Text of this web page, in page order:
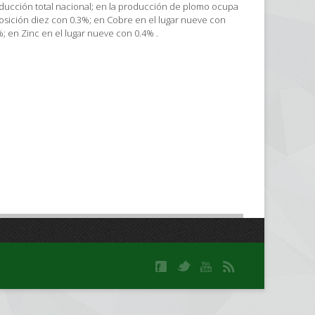
total nacional; en la producción de plomo ocupa
diez con 0.3%; en Cobre en el lugar nueve con
en Zinc en el lugar nueve con 0.4% .